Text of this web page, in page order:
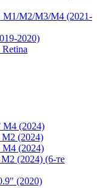
M1/M2/M3/M4 (2021-
2020)
M4 (2024)
M2 (2024)
M4 (2024)
(2024) (6-те
(2020)